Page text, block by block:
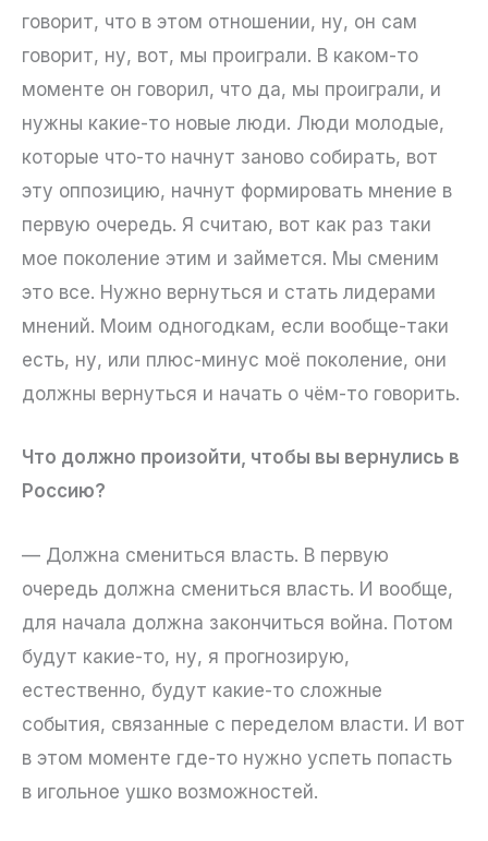
говорит, что в этом отношении, ну, он сам
говорит, ну, вот, мы проиграли. В каком-то
моменте он говорил, что да, мы проиграли, и
нужны какие-то новые люди. Люди молодые,
которые что-то начнут заново собирать, вот
эту оппозицию, начнут формировать мнение в
первую очередь. Я считаю, вот как раз таки
мое поколение этим и займется. Мы сменим
это все. Нужно вернуться и стать лидерами
мнений. Моим одногодкам, если вообще-таки
есть, ну, или плюс-минус моё поколение, они
должны вернуться и начать о чём-то говорить.
Что должно произойти, чтобы вы вернулись в
Россию?
— Должна смениться власть. В первую
очередь должна смениться власть. И вообще,
для начала должна закончиться война. Потом
будут какие-то, ну, я прогнозирую,
естественно, будут какие-то сложные
события, связанные с переделом власти. И вот
в этом моменте где-то нужно успеть попасть
в игольное ушко возможностей.